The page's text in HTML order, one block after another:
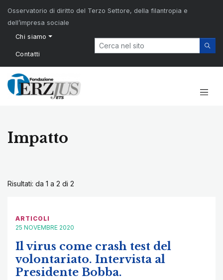
Osservatorio di diritto del Terzo Settore, della filantropia e
dell’impresa sociale
Chi siamo
Contatti
Impatto
Risultati: da 1 a 2 di 2
ARTICOLI
25 NOVEMBRE 2020
Il virus come crash test del
volontariato. Intervista al
Presidente Bobba.